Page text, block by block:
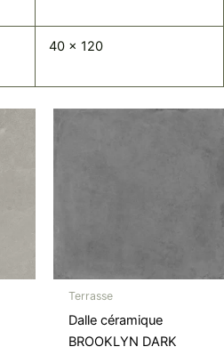
40 x 120
Terrasse
Dalle céramique
BROOKLYN DARK